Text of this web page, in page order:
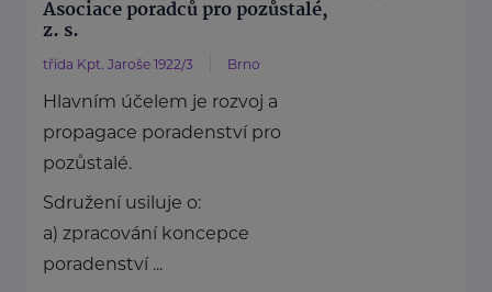
Asociace poradců pro pozůstalé,
z. s.
třída Kpt. Jaroše 1922/3 Brno
Hlavním účelem je rozvoj a
propagace poradenství pro
pozůstalé.
Sdružení usiluje o:
a) zpracování koncepce
poradenství ...